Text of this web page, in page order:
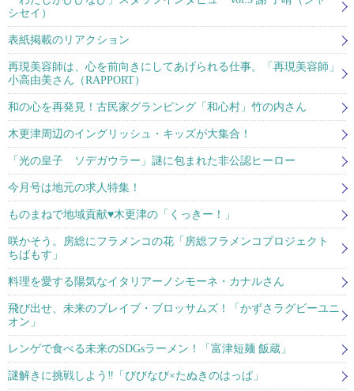
シセイ）
表紙掲載のリアクション
再現美容師は、心を前向きにしてあげられる仕事。「再現美容師」
小高由美さん（RAPPORT）
和の心を再発見！古民家グランピング「和心村」竹の内さん
木更津周辺のイングリッシュ・キッズが大集合！
「光の皇子 ソデガウラー」謎に包まれた非公認ヒーロー
今月号は地元の求人特集！
ものまねで地域貢献♥木更津の「くっきー！」
咲かそう。房総にフラメンコの花「房総フラメンコプロジェクト
ちばもす」
料理を愛する陽気なイタリアーノシモーネ・カナルさん
飛び出せ、未来のブレイブ・ブロッサムズ！「かずさラグビーユニ
オン」
レンゲで食べる未来のSDGsラーメン！「富津短麺 飯蔵」
謎解きに挑戦しよう‼「びびなび×たぬきのはっぱ」